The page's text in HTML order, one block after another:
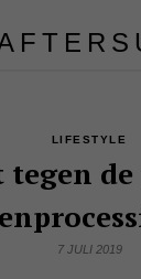
LIFESTYLE
de
7 JULI 2019